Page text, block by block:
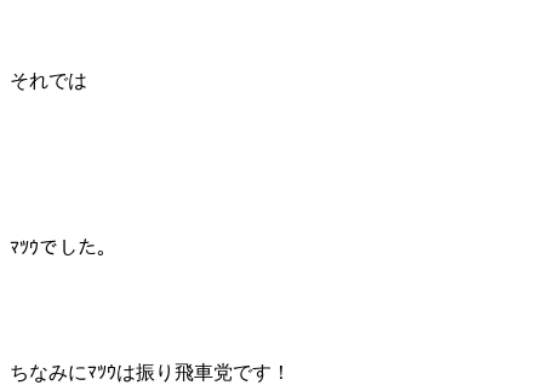
それでは
ﾏﾂｳでした。
ちなみにﾏﾂｳは振り飛車党です！